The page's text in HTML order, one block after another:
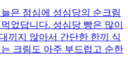
은 점심에 성심당의 순크림
었답니다. 성심당 빵은 많이
끼지 않아서 간단한 한끼 식
크림도 아주 부드럽고 순한